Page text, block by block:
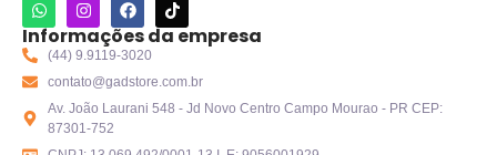
Informações da empresa
(44) 9.9119-3020
contato@gadstore.com.br
Av. João Laurani 548 - Jd Novo Centro Campo Mourao - PR CEP:
87301-752